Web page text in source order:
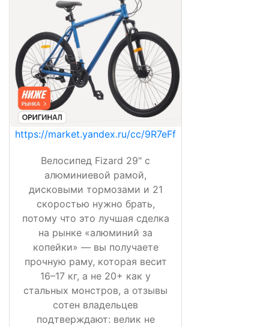
https://market.yandex.ru/cc/9R7eFf
Велосипед Fizard 29" с
алюминиевой рамой,
дисковыми тормозами и 21
скоростью нужно брать,
потому что это лучшая сделка
на рынке «алюминий за
копейки» — вы получаете
прочную раму, которая весит
16–17 кг, а не 20+ как у
стальных монстров, а отзывы
сотен владельцев
подтверждают: велик не